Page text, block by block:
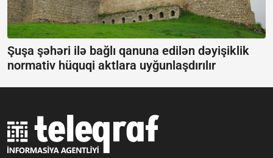
Şuşa şəhəri ilə bağlı qanuna edilən dəyişiklik
normativ hüquqi aktlara uyğunlaşdırılır